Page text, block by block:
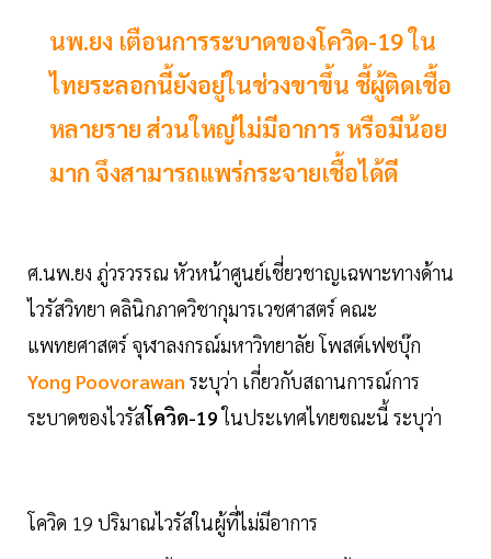
นพ.ยง เตือนการระบาดของโควิด-19 ใน
ไทยระลอกนี้ยังอยู่ในช่วงขาขึ้น ชี้ผู้ติดเชื้อ
หลายราย ส่วนใหญ่ไม่มีอาการ หรือมีน้อย
มาก จึงสามารถแพร่กระจายเชื้อได้ดี
ศ.นพ.ยง ภู่วรวรรณ หัวหน้าศูนย์เชี่ยวชาญเฉพาะทางด้าน
ไวรัสวิทยา คลินิกภาควิชากุมารเวชศาสตร์ คณะ
แพทยศาสตร์ จุฬาลงกรณ์มหาวิทยาลัย โพสต์เฟซบุ๊ก
Yong Poovorawan ระบุว่า เกี่ยวกับสถานการณ์การ
ระบาดของไวรัสโควิด-19ในประเทศไทยขณะนี้ ระบุว่า
โควิด 19 ปริมาณไวรัสในผู้ที่ไม่มีอาการ